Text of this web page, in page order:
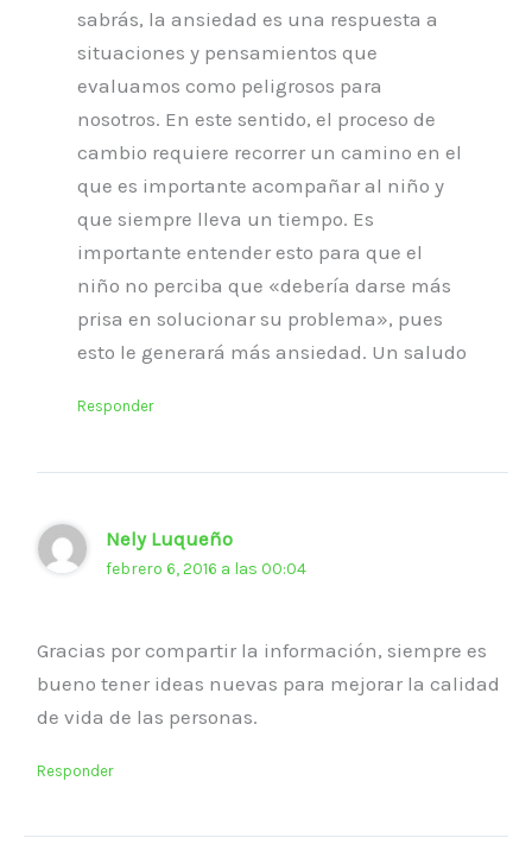
sabrás, la ansiedad es una respuesta a
situaciones y pensamientos que
evaluamos como peligrosos para
nosotros. En este sentido, el proceso de
cambio requiere recorrer un camino en el
que es importante acompañar al niño y
que siempre lleva un tiempo. Es
importante entender esto para que el
niño no perciba que «debería darse más
prisa en solucionar su problema», pues
esto le generará más ansiedad. Un saludo
Responder
Nely Luqueño
febrero 6, 2016 a las 00:04
Gracias por compartir la información, siempre es
bueno tener ideas nuevas para mejorar la calidad
de vida de las personas.
Responder